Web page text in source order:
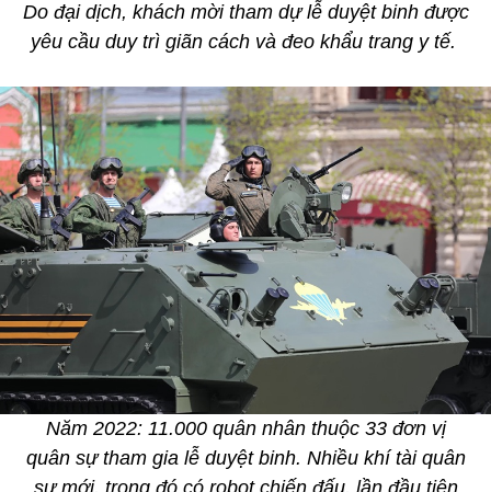
Do đại dịch, khách mời tham dự lễ duyệt binh được
yêu cầu duy trì giãn cách và đeo khẩu trang y tế.
Năm 2022: 11.000 quân nhân thuộc 33 đơn vị
quân sự tham gia lễ duyệt binh. Nhiều khí tài quân
sự mới, trong đó có robot chiến đấu, lần đầu tiên